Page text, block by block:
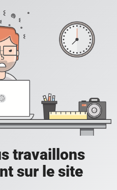
travaillons
sur le site